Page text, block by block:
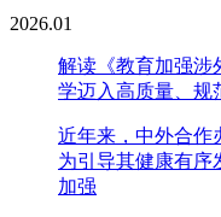
2026.01
解读《教育加强涉
学迈入高质量、规
近年来，中外合作
为引导其健康有序
加强